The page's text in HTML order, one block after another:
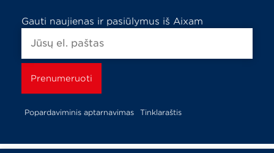
Gauti naujienas ir pasiūlymus iš Aixam
Popardaviminis aptarnavimas Tinklaraštis